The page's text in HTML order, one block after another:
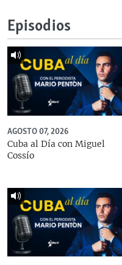
Episodios
AGOSTO 07, 2026
Cuba al Día con Miguel
Cossío